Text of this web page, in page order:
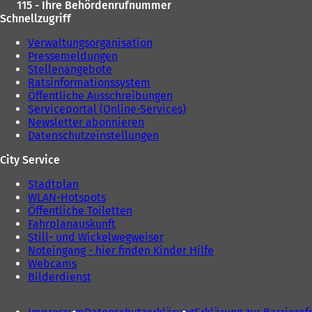
115 - Ihre Behördenrufnummer
Schnellzugriff
Verwaltungsorganisation
Pressemeldungen
Stellenangebote
Ratsinformationssystem
Öffentliche Ausschreibungen
Serviceportal (Online-Services)
Newsletter abonnieren
Datenschutzeinstellungen
City Service
Stadtplan
WLAN-Hotspots
Öffentliche Toiletten
Fahrplanauskunft
Still- und Wickelwegweiser
Noteingang - hier finden Kinder Hilfe
Webcams
Bilderdienst